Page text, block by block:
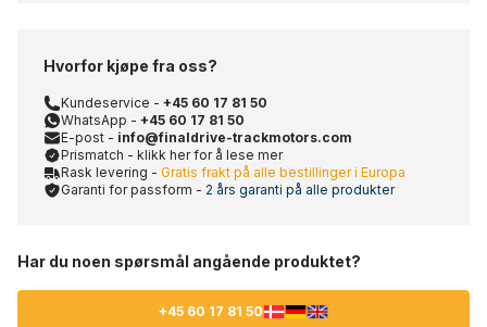
Hvorfor kjøpe fra oss?
Kundeservice - +45 60 17 81 50
WhatsApp - +45 60 17 81 50
E-post - info@finaldrive-trackmotors.com
Prismatch - klikk her for å lese mer
Rask levering - Gratis frakt på alle bestillinger i Europa
Garanti for passform - 2 års garanti på alle produkter
Har du noen spørsmål angående produktet?
+45 60 17 81 50